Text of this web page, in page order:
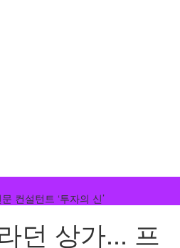
컨설턴트 ‘투자의 신’
던 상가... 프